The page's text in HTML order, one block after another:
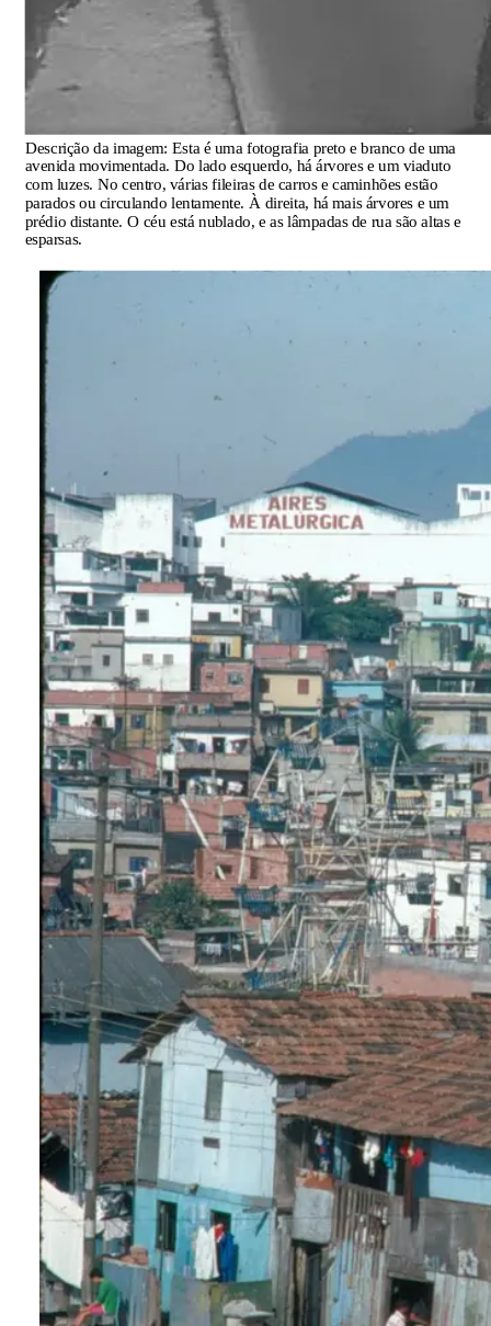
Descrição da imagem: Esta é uma fotografia preto e branco de uma
avenida movimentada. Do lado esquerdo, há árvores e um viaduto
com luzes. No centro, várias fileiras de carros e caminhões estão
parados ou circulando lentamente. À direita, há mais árvores e um
prédio distante. O céu está nublado, e as lâmpadas de rua são altas e
esparsas.